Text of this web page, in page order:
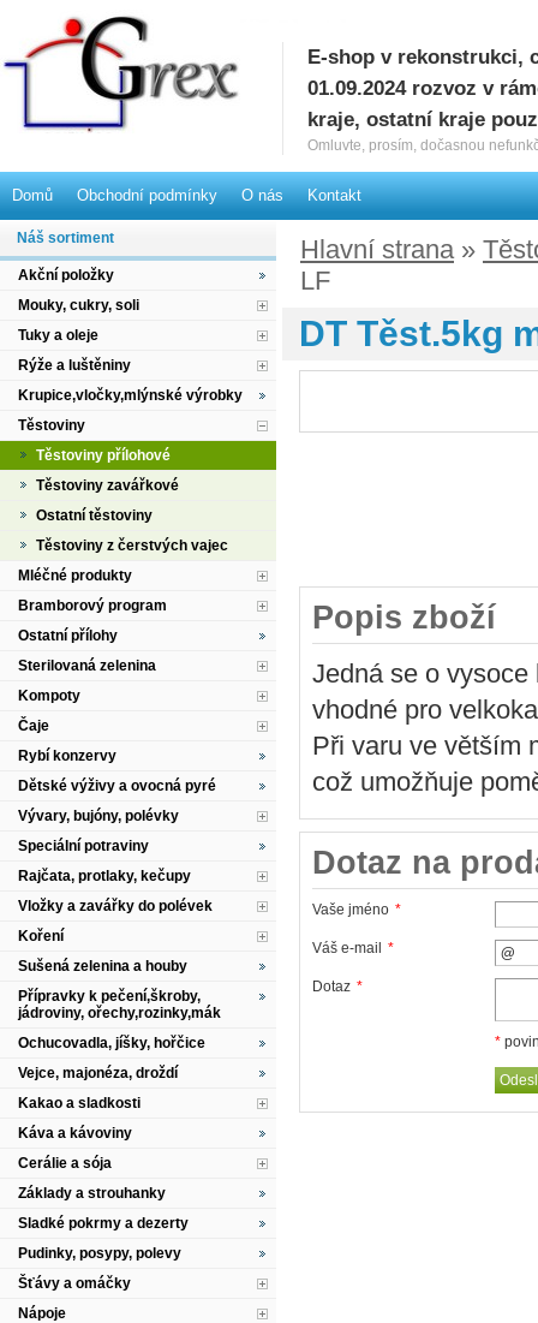
Hlavní strana»
LF
DT Těst.5kg
Popis zboží
Jedná se o
vhodné pro
Při varu ve větším
což umožňuje
Dotaz na
Vaše jméno *
Váš e-mail *
Dotaz *
*
Náš sortiment
Akční položky
Mouky, cukry, soli
Tuky a oleje
Rýže a luštěniny
Krupice,vločky,mlýnské výrobky
Těstoviny
Těstoviny přílohové
Těstoviny zavářkové
Ostatní těstoviny
Těstoviny z čerstvých vajec
Mléčné produkty
Bramborový program
Ostatní přílohy
Sterilovaná zelenina
Kompoty
Čaje
Rybí konzervy
Dětské výživy a ovocná pyré
Vývary, bujóny, polévky
Speciální potraviny
Rajčata, protlaky, kečupy
Vložky a zavářky do polévek
Koření
Sušená zelenina a houby
Přípravky k pečení,škroby,
jádroviny, ořechy,rozinky,mák
Ochucovadla, jíšky, hořčice
Vejce, majonéza, droždí
Kakao a sladkosti
Káva a kávoviny
Cerálie a sója
Základy a strouhanky
Sladké pokrmy a dezerty
Pudinky, posypy, polevy
Šťávy a omáčky
Nápoje
G
E-shop v rekonstrukci,
01.09.2024 rozvoz v
kraje, ostatní kraje
Omluvte, prosím, dočasnou
Domů Obchodní podmínky O nás Kontakt